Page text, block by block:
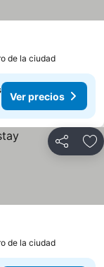
de la ciudad
Ver precios
Compartir
de la ciudad